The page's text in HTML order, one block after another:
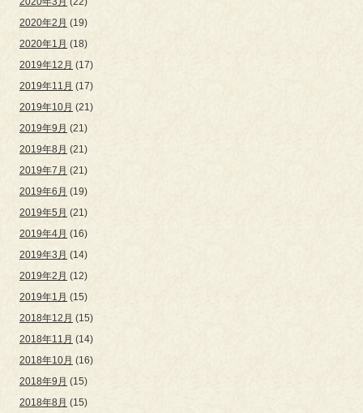
2020年2月 (19)
2020年1月 (18)
2019年12月 (17)
2019年11月 (17)
2019年10月 (21)
2019年9月 (21)
2019年8月 (21)
2019年7月 (21)
2019年6月 (19)
2019年5月 (21)
2019年4月 (16)
2019年3月 (14)
2019年2月 (12)
2019年1月 (15)
2018年12月 (15)
2018年11月 (14)
2018年10月 (16)
2018年9月 (15)
2018年8月 (15)